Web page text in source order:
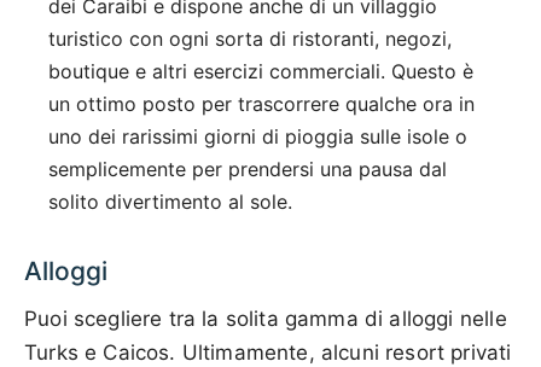
dei Caraibi e dispone anche di un villaggio
turistico con ogni sorta di ristoranti, negozi,
boutique e altri esercizi commerciali. Questo è
un ottimo posto per trascorrere qualche ora in
uno dei rarissimi giorni di pioggia sulle isole o
semplicemente per prendersi una pausa dal
solito divertimento al sole.
Alloggi
Puoi scegliere tra la solita gamma di alloggi nelle
Turks e Caicos. Ultimamente, alcuni resort privati